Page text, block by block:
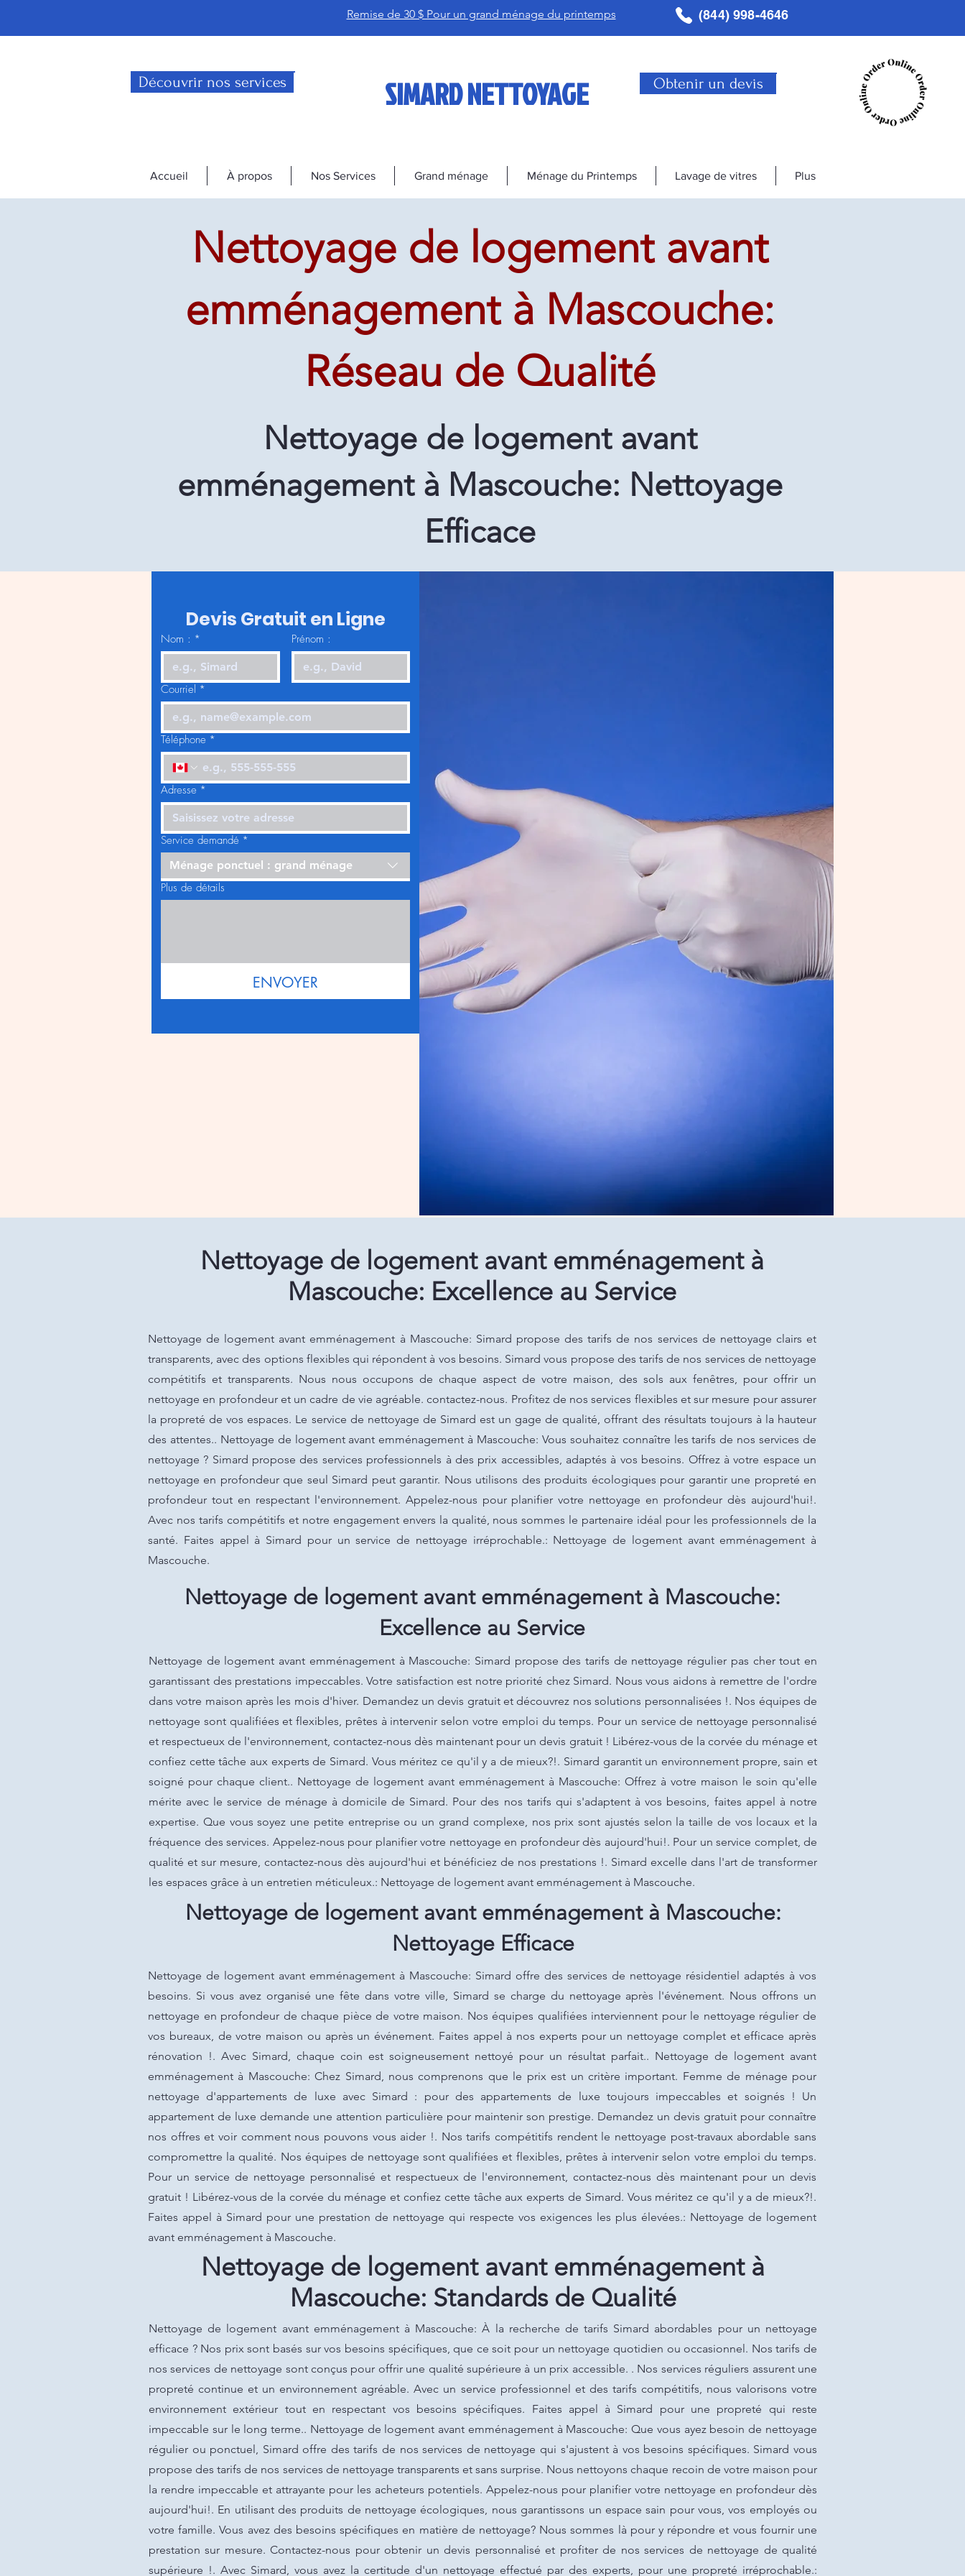
Remise de 30 $ Pour un grand ménage du printemps (844) 998-4646
Découvrir nos services SIMARD NETTOYAGE Obtenir un devis
Accueil À propos Nos Services Grand ménage Ménage du Printemps Lavage de vitres Plus
Nettoyage de logement avant
emménagement à Mascouche:
Réseau de Qualité
Nettoyage de logement avant
emménagement à Mascouche: Nettoyage
Efficace
Devis Gratuit en Ligne
Nom : * Prénom :
Courriel *
Téléphone *
Adresse *
Service demandé *
Ménage ponctuel : grand ménage
Plus de détails
ENVOYER
Nettoyage de logement avant emménagement à
Mascouche: Excellence au Service
Nettoyage de logement avant emménagement à Mascouche: Simard propose des tarifs de nos services de nettoyage clairs et
transparents, avec des options flexibles qui répondent à vos besoins. Simard vous propose des tarifs de nos services de nettoyage
compétitifs et transparents. Nous nous occupons de chaque aspect de votre maison, des sols aux fenêtres, pour offrir un
nettoyage en profondeur et un cadre de vie agréable. contactez-nous. Profitez de nos services flexibles et sur mesure pour assurer
la propreté de vos espaces. Le service de nettoyage de Simard est un gage de qualité, offrant des résultats toujours à la hauteur
des attentes.. Nettoyage de logement avant emménagement à Mascouche: Vous souhaitez connaître les tarifs de nos services de
nettoyage ? Simard propose des services professionnels à des prix accessibles, adaptés à vos besoins. Offrez à votre espace un
nettoyage en profondeur que seul Simard peut garantir. Nous utilisons des produits écologiques pour garantir une propreté en
profondeur tout en respectant l'environnement. Appelez-nous pour planifier votre nettoyage en profondeur dès aujourd'hui!.
Avec nos tarifs compétitifs et notre engagement envers la qualité, nous sommes le partenaire idéal pour les professionnels de la
santé. Faites appel à Simard pour un service de nettoyage irréprochable.: Nettoyage de logement avant emménagement à
Mascouche.
Nettoyage de logement avant emménagement à Mascouche:
Excellence au Service
Nettoyage de logement avant emménagement à Mascouche: Simard propose des tarifs de nettoyage régulier pas cher tout en
garantissant des prestations impeccables. Votre satisfaction est notre priorité chez Simard. Nous vous aidons à remettre de l'ordre
dans votre maison après les mois d'hiver. Demandez un devis gratuit et découvrez nos solutions personnalisées !. Nos équipes de
nettoyage sont qualifiées et flexibles, prêtes à intervenir selon votre emploi du temps. Pour un service de nettoyage personnalisé
et respectueux de l'environnement, contactez-nous dès maintenant pour un devis gratuit ! Libérez-vous de la corvée du ménage et
confiez cette tâche aux experts de Simard. Vous méritez ce qu'il y a de mieux?!. Simard garantit un environnement propre, sain et
soigné pour chaque client.. Nettoyage de logement avant emménagement à Mascouche: Offrez à votre maison le soin qu'elle
mérite avec le service de ménage à domicile de Simard. Pour des nos tarifs qui s'adaptent à vos besoins, faites appel à notre
expertise. Que vous soyez une petite entreprise ou un grand complexe, nos prix sont ajustés selon la taille de vos locaux et la
fréquence des services. Appelez-nous pour planifier votre nettoyage en profondeur dès aujourd'hui!. Pour un service complet, de
qualité et sur mesure, contactez-nous dès aujourd'hui et bénéficiez de nos prestations !. Simard excelle dans l'art de transformer
les espaces grâce à un entretien méticuleux.: Nettoyage de logement avant emménagement à Mascouche.
Nettoyage de logement avant emménagement à Mascouche:
Nettoyage Efficace
Nettoyage de logement avant emménagement à Mascouche: Simard offre des services de nettoyage résidentiel adaptés à vos
besoins. Si vous avez organisé une fête dans votre ville, Simard se charge du nettoyage après l'événement. Nous offrons un
nettoyage en profondeur de chaque pièce de votre maison. Nos équipes qualifiées interviennent pour le nettoyage régulier de
vos bureaux, de votre maison ou après un événement. Faites appel à nos experts pour un nettoyage complet et efficace après
rénovation !. Avec Simard, chaque coin est soigneusement nettoyé pour un résultat parfait.. Nettoyage de logement avant
emménagement à Mascouche: Chez Simard, nous comprenons que le prix est un critère important. Femme de ménage pour
nettoyage d'appartements de luxe avec Simard : pour des appartements de luxe toujours impeccables et soignés ! Un
appartement de luxe demande une attention particulière pour maintenir son prestige. Demandez un devis gratuit pour connaître
nos offres et voir comment nous pouvons vous aider !. Nos tarifs compétitifs rendent le nettoyage post-travaux abordable sans
compromettre la qualité. Nos équipes de nettoyage sont qualifiées et flexibles, prêtes à intervenir selon votre emploi du temps.
Pour un service de nettoyage personnalisé et respectueux de l'environnement, contactez-nous dès maintenant pour un devis
gratuit ! Libérez-vous de la corvée du ménage et confiez cette tâche aux experts de Simard. Vous méritez ce qu'il y a de mieux?!.
Faites appel à Simard pour une prestation de nettoyage qui respecte vos exigences les plus élevées.: Nettoyage de logement
avant emménagement à Mascouche.
Nettoyage de logement avant emménagement à
Mascouche: Standards de Qualité
Nettoyage de logement avant emménagement à Mascouche: À la recherche de tarifs Simard abordables pour un nettoyage
efficace ? Nos prix sont basés sur vos besoins spécifiques, que ce soit pour un nettoyage quotidien ou occasionnel. Nos tarifs de
nos services de nettoyage sont conçus pour offrir une qualité supérieure à un prix accessible. . Nos services réguliers assurent une
propreté continue et un environnement agréable. Avec un service professionnel et des tarifs compétitifs, nous valorisons votre
environnement extérieur tout en respectant vos besoins spécifiques. Faites appel à Simard pour une propreté qui reste
impeccable sur le long terme.. Nettoyage de logement avant emménagement à Mascouche: Que vous ayez besoin de nettoyage
régulier ou ponctuel, Simard offre des tarifs de nos services de nettoyage qui s'ajustent à vos besoins spécifiques. Simard vous
propose des tarifs de nos services de nettoyage transparents et sans surprise. Nous nettoyons chaque recoin de votre maison pour
la rendre impeccable et attrayante pour les acheteurs potentiels. Appelez-nous pour planifier votre nettoyage en profondeur dès
aujourd'hui!. En utilisant des produits de nettoyage écologiques, nous garantissons un espace sain pour vous, vos employés ou
votre famille. Vous avez des besoins spécifiques en matière de nettoyage? Nous sommes là pour y répondre et vous fournir une
prestation sur mesure. Contactez-nous pour obtenir un devis personnalisé et profiter de nos services de nettoyage de qualité
supérieure !. Avec Simard, vous avez la certitude d'un nettoyage effectué par des experts, pour une propreté irréprochable.: